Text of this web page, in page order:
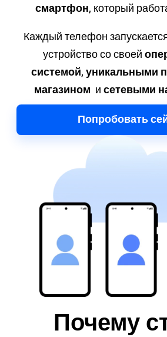
смартфон, который
Каждый телефон
устройство со своей
системой,уникальными
магазином исетевыми
Попробовать
Почему